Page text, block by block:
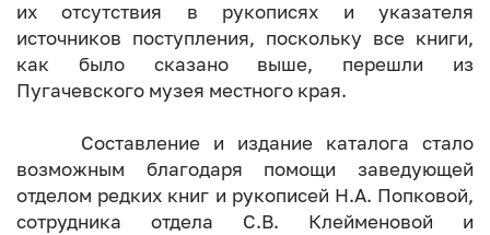
их отсутствия в рукописях и указателя
источников поступления, поскольку все книги,
как было сказано выше, перешли из
Пугачевского музея местного края.
Составление и издание каталога стало
возможным благодаря помощи заведующей
отделом редких книг и рукописей Н.А. Попковой,
сотрудника отдела С.В. Клейменовой и